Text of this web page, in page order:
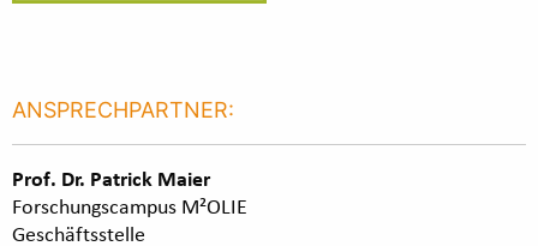
ANSPRECHPARTNER:
Prof. Dr. Patrick Maier
Forschungscampus M²OLIE
Geschäftsstelle